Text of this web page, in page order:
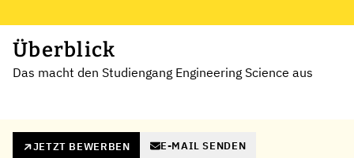
Überblick
Das macht den Studiengang Engineering Science aus
JETZT BEWERBEN E-MAIL SENDEN